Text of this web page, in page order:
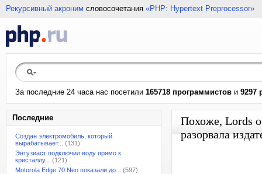
Рекурсивный акроним словосочетания «PHP: Hypertext Preprocessor»
За последние 24 часа нас посетили 165718 программистов и 9297
Последние
Создан электромобиль, который
вырабатывает...
(131)
Энтузиаст подключил воду прямо к
кристаллу...
(121)
Motorola Edge 70 Neo показали до...
(597)
Похоже, Lords
разорвала